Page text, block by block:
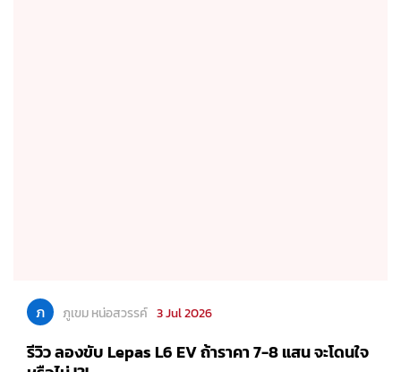
ภ ภูเขม หน่อสวรรค์ 3 Jul 2026
รีวิว ลองขับ Lepas L6 EV ถ้าราคา 7-8 แสน จะโดนใจ